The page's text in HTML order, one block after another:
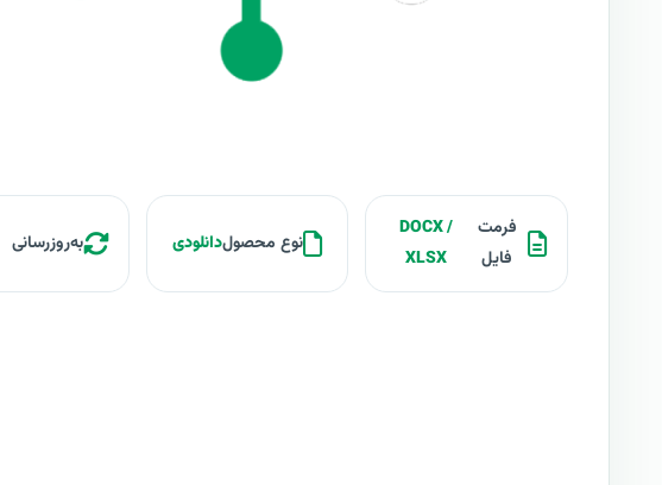
فرمت
فایل
DOCX /
XLSX
نوع محصولدانلودی به‌روزرسانی